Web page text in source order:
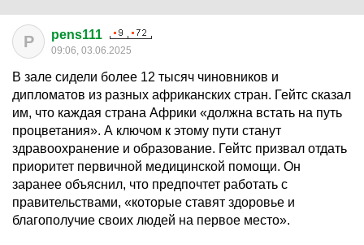
P pens111
09:06, 03.06.2025
В зале сидели более 12 тысяч чиновников и
дипломатов из разных африканских стран. Гейтс сказал
им, что каждая страна Африки «должна встать на путь
процветания». А ключом к этому пути станут
здравоохранение и образование. Гейтс призвал отдать
приоритет первичной медицинской помощи. Он
заранее объяснил, что предпочтет работать с
правительствами, «которые ставят здоровье и
благополучие своих людей на первое место».